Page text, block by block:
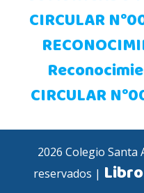
CIRCULAR
CIRCULAR
2026 Colegio Santa
reservados |